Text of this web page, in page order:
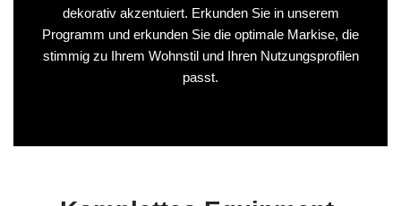
dekorativ akzentuiert. Erkunden Sie in unserem
Programm und erkunden Sie die optimale Markise, die
stimmig zu Ihrem Wohnstil und Ihren Nutzungsprofilen
passt.